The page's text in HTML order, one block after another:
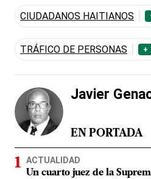
CIUDADANOS HAITIANOS
TRÁFICO DE PERSONAS +
Javier
EN PORTADA
ACTUALIDAD
Un cuarto juez de la